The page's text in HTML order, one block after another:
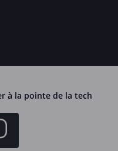
à la pointe de la tech